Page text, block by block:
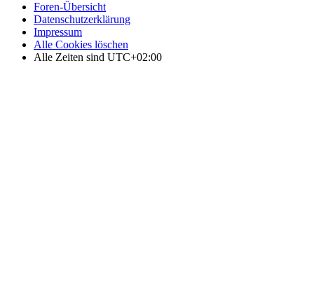
Foren-Übersicht
Datenschutzerklärung
Impressum
Alle Cookies löschen
Alle Zeiten sind UTC+02:00